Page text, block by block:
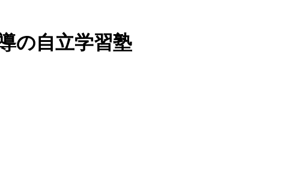
の自立学習塾